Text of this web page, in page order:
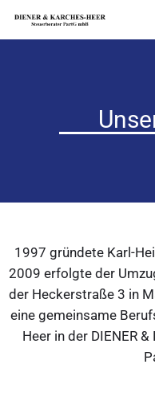
Zum
1997 gründete Karl-
2009 erfolgte der
der Heckerstraße 3 in
eine gemeinsame
Heer in der DIENER